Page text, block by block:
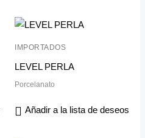
IMPORTADOS
LEVEL PERLA
Porcelanato
Añadir a la lista de deseos